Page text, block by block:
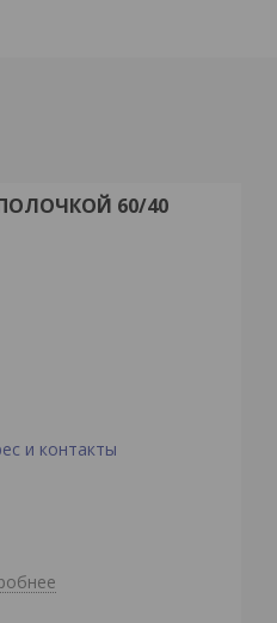
60/40
и контакты